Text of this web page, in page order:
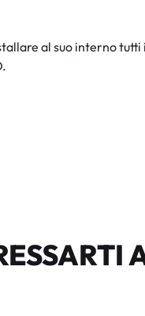
al suo interno